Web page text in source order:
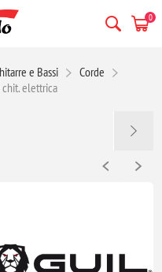
0
e Bassi
Corde
chit. elettrica